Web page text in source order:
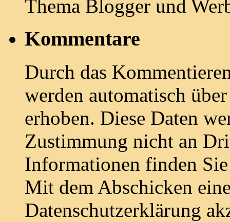
Thema Blogger und
Kommentare
Durch das
werden automatisch
erhoben. Diese Daten
Zustimmung nicht an
Informationen finden
Mit dem Abschicken
Datenschutzerklärung